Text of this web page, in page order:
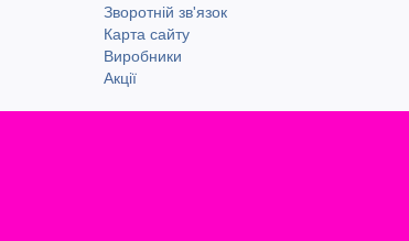
Зворотній зв'язок
Карта сайту
Виробники
Акції